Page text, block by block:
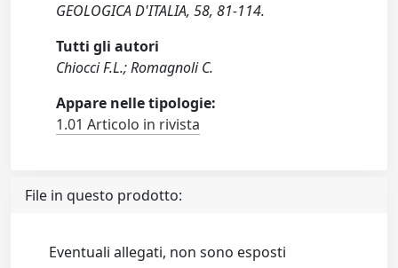
GEOLOGICA D'ITALIA, 58, 81-114.
Tutti gli autori
Chiocci F.L.; Romagnoli C.
Appare nelle tipologie:
1.01 Articolo in rivista
File in questo prodotto:
Eventuali allegati, non sono esposti